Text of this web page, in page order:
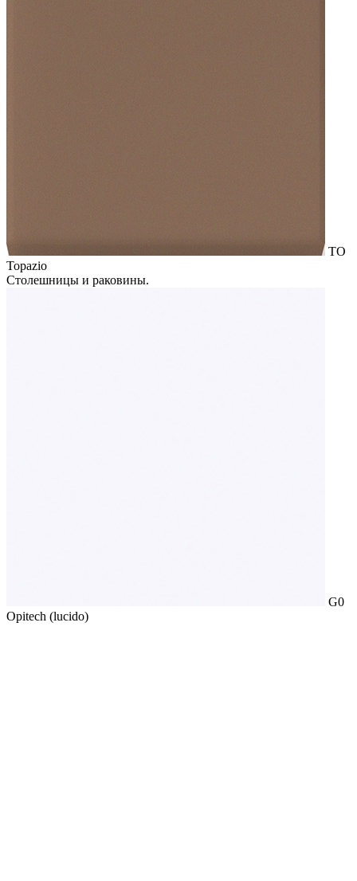
TO
Topazio
Столешницы и раковины.
G0
Opitech (lucido)